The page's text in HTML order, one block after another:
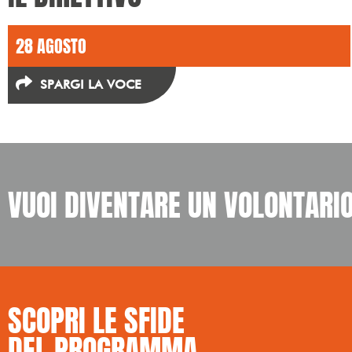
28 AGOSTO
SPARGI LA VOCE
VUOI DIVENTARE UN
SCOPRI LE SFIDE ​